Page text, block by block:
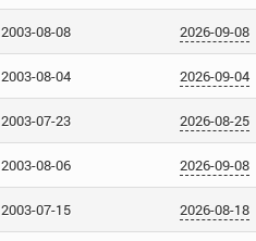
2003-08-08 2026-09-08
2003-08-04 2026-09-04
2003-07-23 2026-08-25
2003-08-06 2026-09-08
2003-07-15 2026-08-18